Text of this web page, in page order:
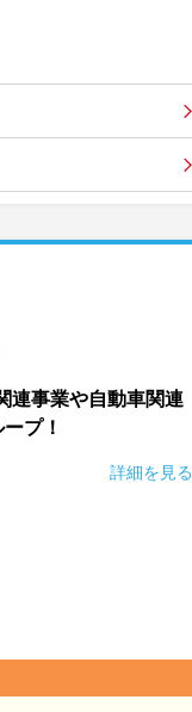
連事業や自動車関連
プ！
詳細を見る